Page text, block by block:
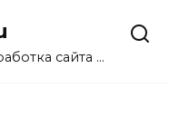
сайта …